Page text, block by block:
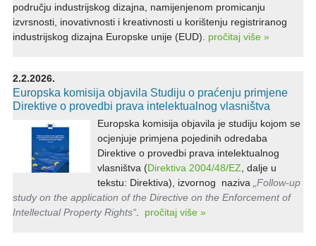
području industrijskog dizajna, namijenjenom promicanju
izvrsnosti, inovativnosti i kreativnosti u korištenju registriranog
industrijskog dizajna Europske unije (EUD). pročitaj više »
2.2.2026.
Europska komisija objavila Studiju o praćenju primjene
Direktive o provedbi prava intelektualnog vlasništva
Europska komisija objavila je studiju kojom se
ocjenjuje primjena pojedinih odredaba
Direktive o provedbi prava intelektualnog
vlasništva (Direktiva 2004/48/EZ , dalje u
tekstu: Direktiva), izvornog naziva
„Follow-up
study on the application of the Directive on the Enforcement of
Intellectual Property Rights“. pročitaj više »